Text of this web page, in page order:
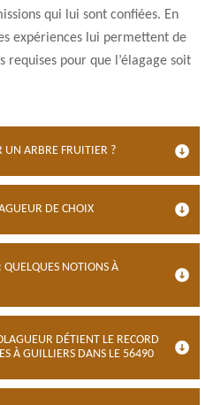
qui lui sont confiées. En
expériences lui permettent de
requises pour que l’élagage soit
UN ARBRE FRUITIER ?
DE CHOIX
QUELQUES NOTIONS À
DÉTIENT LE RECORD
À GUILLIERS DANS LE 56490